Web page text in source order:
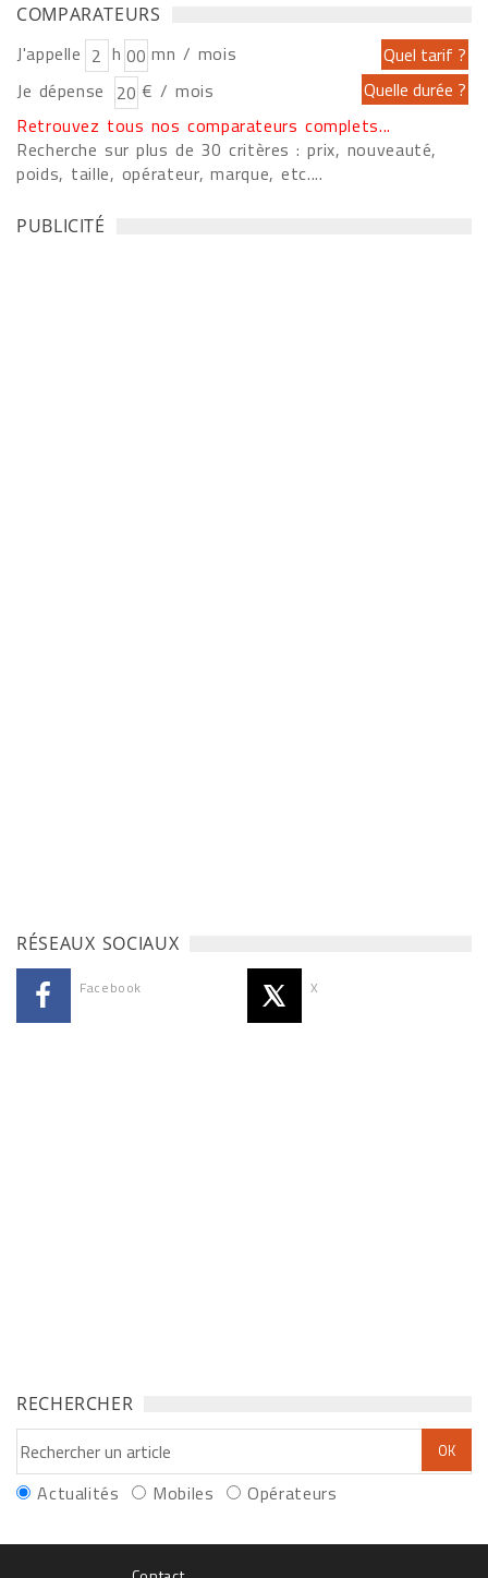
COMPARATEURS
J'appelle h
mn / mois
Je dépense
€ / mois
Retrouvez tous nos comparateurs complets...
Recherche sur plus de 30 critères : prix, nouveauté,
poids, taille, opérateur, marque, etc....
PUBLICITÉ
RÉSEAUX SOCIAUX
Facebook X
RECHERCHER
Actualités Mobiles Opérateurs